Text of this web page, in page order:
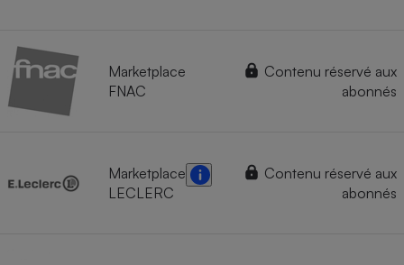
Marketplace
FNAC
Contenu réservé aux
abonnés
Marketplace
LECLERC
Contenu réservé aux
abonnés